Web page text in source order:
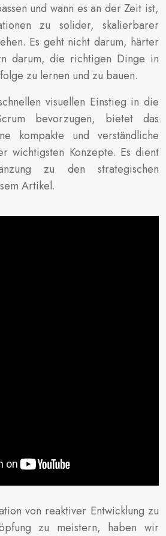
und wann es an der Zeit ist,
zu solider, skalierbarer
Es geht nicht darum, härter
darum, die richtigen Dinge in
zu lernen und zu bauen.
visuellen Einstieg in die
bevorzugen, bietet das
kompakte und verständliche
wichtigsten Konzepte. Es dient
zu den strategischen
Artikel.
von reaktiver Entwicklung zu
zu meistern, haben wir